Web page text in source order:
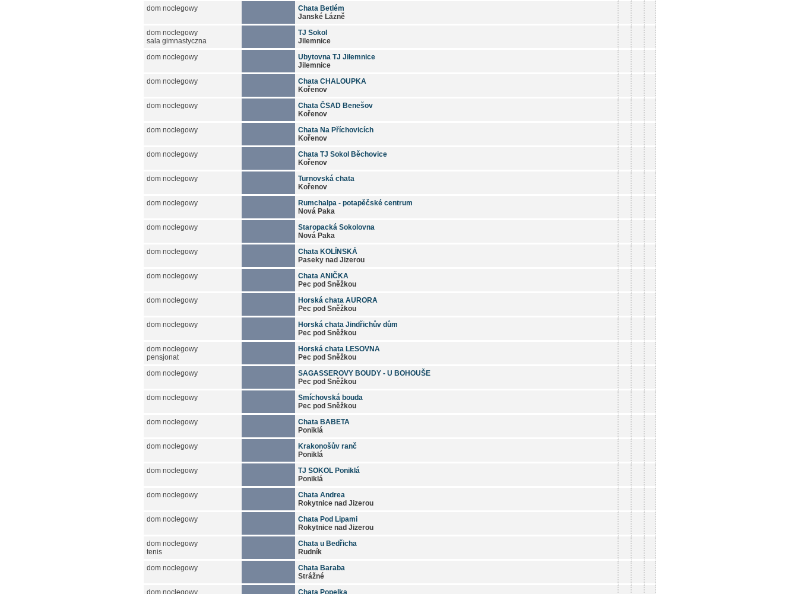
dom noclegowy
Chata Betlém
Janské Lázně
dom noclegowy
sala gimnastyczna
TJ Sokol
Jilemnice
dom noclegowy
Ubytovna TJ Jilemnice
Jilemnice
dom noclegowy
Chata CHALOUPKA
Kořenov
dom noclegowy
Chata ČSAD Benešov
Kořenov
dom noclegowy
Chata Na Příchovicích
Kořenov
dom noclegowy
Chata TJ Sokol Běchovice
Kořenov
dom noclegowy
Turnovská chata
Kořenov
dom noclegowy
Rumchalpa - potapěčské centrum
Nová Paka
dom noclegowy
Staropacká Sokolovna
Nová Paka
dom noclegowy
Chata KOLÍNSKÁ
Paseky nad Jizerou
dom noclegowy
Chata ANIČKA
Pec pod Sněžkou
dom noclegowy
Horská chata AURORA
Pec pod Sněžkou
dom noclegowy
Horská chata Jindřichův dům
Pec pod Sněžkou
dom noclegowy
pensjonat
Horská chata LESOVNA
Pec pod Sněžkou
dom noclegowy
SAGASSEROVY BOUDY - U BOHOUŠE
Pec pod Sněžkou
dom noclegowy
Smíchovská bouda
Pec pod Sněžkou
dom noclegowy
Chata BABETA
Poniklá
dom noclegowy
Krakonošův ranč
Poniklá
dom noclegowy
TJ SOKOL Poniklá
Poniklá
dom noclegowy
Chata Andrea
Rokytnice nad Jizerou
dom noclegowy
Chata Pod Lipami
Rokytnice nad Jizerou
dom noclegowy
tenis
Chata u Bedřicha
Rudník
dom noclegowy
Chata Baraba
Strážné